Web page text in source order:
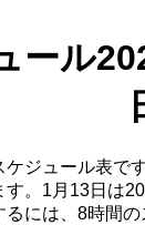
ール
ケジュール表で
。1月13日は
るには、8時間